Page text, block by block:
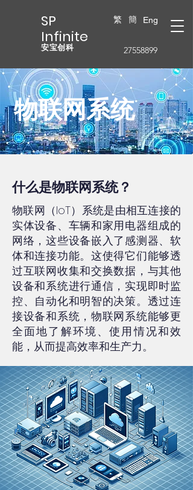
SP
Infinite
安宝创科
繁 簡 Eng
27558899
物联网系统​
什么是物联网系统？
物联网（IoT）系统是由相互连接的
实体设备、车辆和家用电器组成的
网络，这些设备嵌入了感测器、软
体和连接功能。这使得它们能够透
过互联网收集和交换数据，与其他
设备和系统进行通信，实现即时监
控、自动化和明智的决策。透过连
接设备和系统，物联网系统能够更
全面地了解环境、使用情况和效
能，从而提高效率和生产力。